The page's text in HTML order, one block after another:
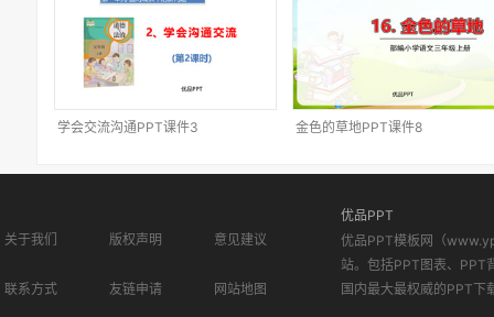
学会交流沟通PPT课件3 金色的草地PPT课件8
关于我们 版权声明 意见建议
联系方式 友链申请 网站地图
优品PPT
优品PPT模板网（
站。包括PPT图表、PPT
国内最大最权威的PPT下